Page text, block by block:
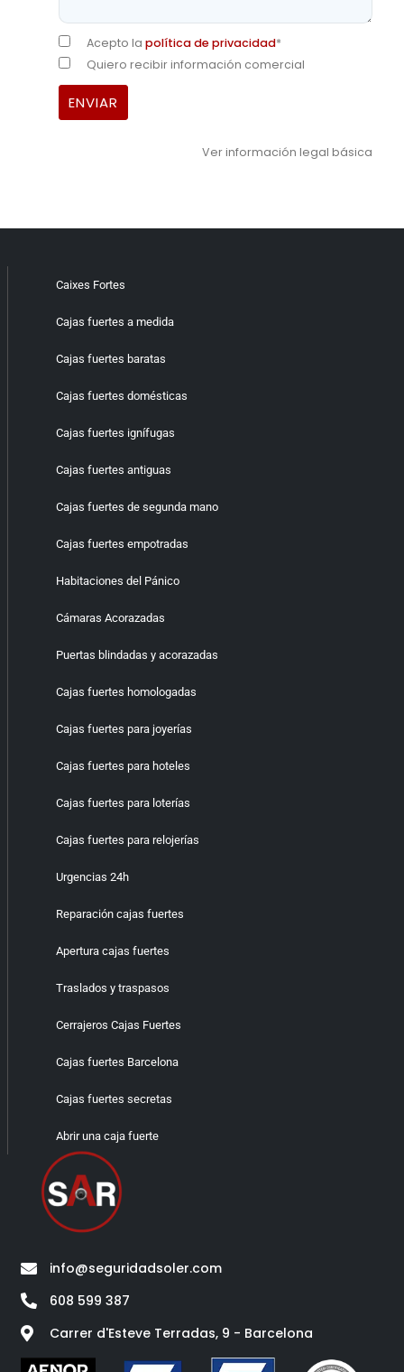
Acepto la política de privacidad*
Quiero recibir información comercial
Ver información legal básica
info@seguridadsoler.com
608 599 387
Carrer d'Esteve Terradas, 9 - Barcelona​
Caixes Fortes
Cajas fuertes a medida
Cajas fuertes baratas
Cajas fuertes domésticas
Cajas fuertes ignífugas
Cajas fuertes antiguas
Cajas fuertes de segunda mano
Cajas fuertes empotradas
Habitaciones del Pánico
Cámaras Acorazadas
Puertas blindadas y acorazadas
Cajas fuertes homologadas
Cajas fuertes para joyerías
Cajas fuertes para hoteles
Cajas fuertes para loterías
Cajas fuertes para relojerías
Urgencias 24h
Reparación cajas fuertes
Apertura cajas fuertes
Traslados y traspasos
Cerrajeros Cajas Fuertes
Cajas fuertes Barcelona
Cajas fuertes secretas
Abrir una caja fuerte